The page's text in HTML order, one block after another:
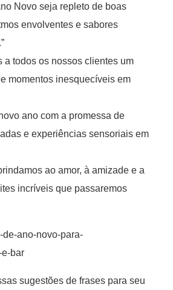
Novo seja repleto de boas
envolventes e sabores
a todos os nossos clientes um
momentos inesquecíveis em
ano com a promessa de
e experiências sensoriais em
ao amor, à amizade e a
incríveis que passaremos
sugestões de frases para seu